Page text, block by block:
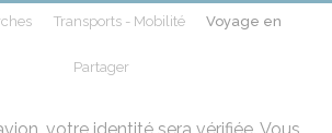
Transports - Mobilité
Voyage en
Partager